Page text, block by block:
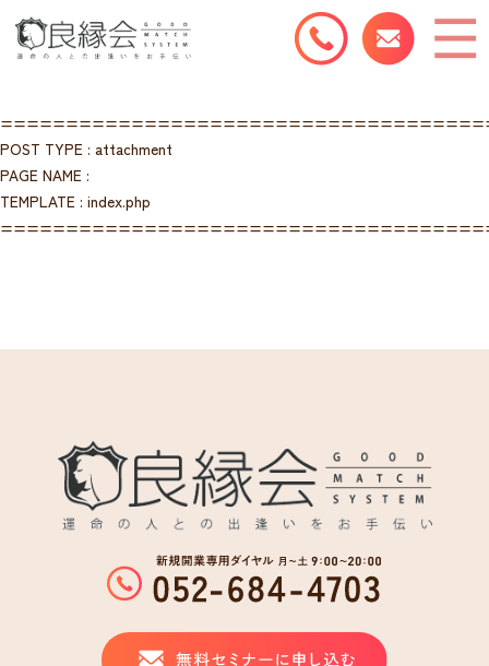
POST TYPE : attachment
PAGE NAME :
TEMPLATE : index.php